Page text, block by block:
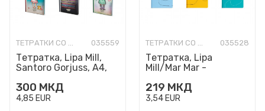
ТЕТРАТКИ СО ТВРДИ КОРИЦИ 035559
Тетратка, Lipa Mill,
Santoro Gorjuss, A4,
300 МКД
4,85 EUR
ТЕТРАТКИ СО ТВРДИ КОРИЦИ 035528
Тетратка, Lipa
Mill/Mar Mar -
219 МКД
3,54 EUR